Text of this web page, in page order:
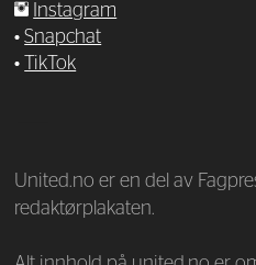
Instagram
•Snapchat
•
TikTok
United.no er en del av
redaktørplakaten.